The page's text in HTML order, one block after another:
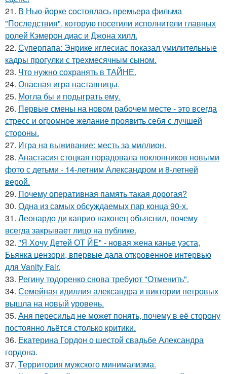
21. В Нью-йорке состоялась премьера фильма
"Последствия", которую посетили исполнители главных
ролей Кэмерон диас и Джона хилл.
22. Суперпапа: Энрике иглесиас показал умилительные
кадры прогулки с трехмесячным сыном.
23. Что нужно сохранять в ТАЙНЕ.
24. Опасная игра наставницы.
25. Могла бы и подыграть ему.
26. Первые смены на новом рабочем месте - это всегда
стресс и огромное желание проявить себя с лучшей
стороны.
27. Игра на выживание: месть за миллион.
28. Анастасия стоцкая порадовала поклонников новыми
фото с детьми - 14-летним Александром и 8-летней
верой.
29. Почему оперативная память такая дорогая?
30. Одна из самых обсуждаемых пар конца 90-х.
31. Леонардо ди каприо наконец объяснил, почему
всегда закрывает лицо на публике.
32. "Я Хочу Детей ОТ ЙЕ" - новая жена канье уэста,
Бьянка цензори, впервые дала откровенное интервью
для Vanity Fair.
33. Регину тодоренко снова требуют "Отменить".
34. Семейная идиллия александра и виктории петровых
вышла на новый уровень.
35. Аня пересильд не может понять, почему в её сторону
постоянно льётся столько критики.
36. Екатерина Гордон о шестой свадьбе Александра
гордона.
37. Территория мужского минимализма.